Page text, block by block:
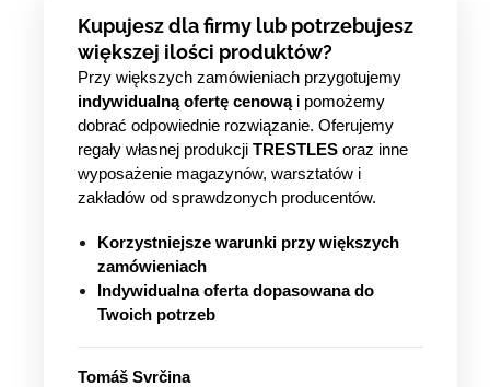
Kupujesz dla firmy lub potrzebujesz
większej ilości produktów?
Przy większych zamówieniach przygotujemy
indywidualną ofertę cenowąi pomożemy
dobrać odpowiednie rozwiązanie. Oferujemy
regały własnej produkcji TRESTLES oraz inne
wyposażenie magazynów, warsztatów i
zakładów od sprawdzonych producentów.
Korzystniejsze warunki przy większych
zamówieniach
Indywidualna oferta dopasowana do
Twoich potrzeb
Tomáš Svrčina